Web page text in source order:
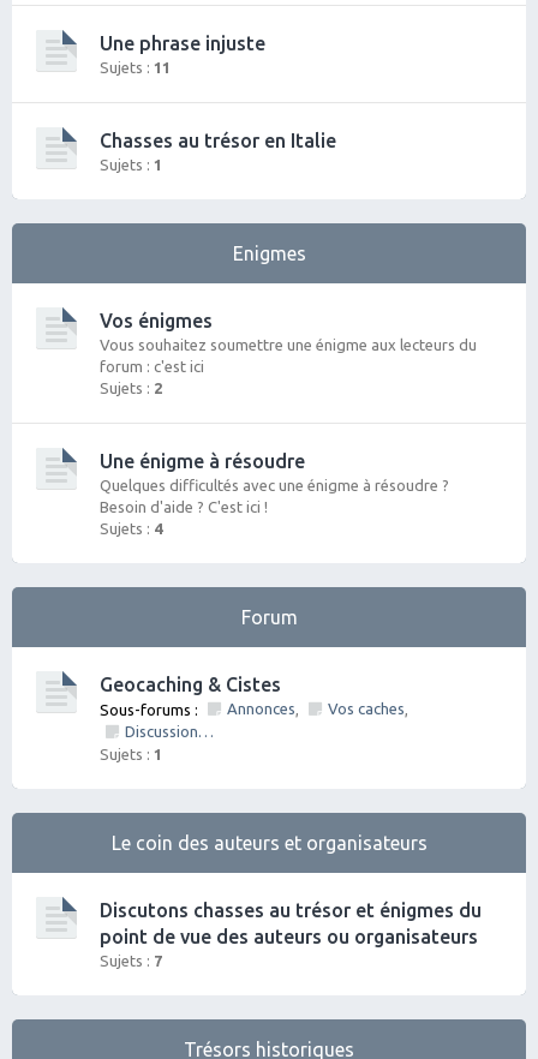
Une phrase injuste
Sujets : 11
Chasses au trésor en Italie
Sujets : 1
Enigmes
Vos énigmes
Vous souhaitez soumettre une énigme aux lecteurs du
forum : c'est ici
Sujets : 2
Une énigme à résoudre
Quelques difficultés avec une énigme à résoudre ?
Besoin d'aide ? C'est ici !
Sujets : 4
Forum
Geocaching & Cistes
Sous-forums : Annonces, Vos caches,
Discussions diverses
Sujets : 1
Le coin des auteurs et organisateurs
Discutons chasses au trésor et énigmes du
point de vue des auteurs ou organisateurs
Sujets : 7
Trésors historiques